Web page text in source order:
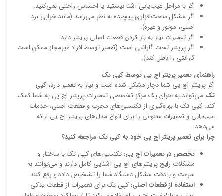
اگر با مراحل عیب‌یابی آشنا نیستید یا احساس راحتی نمی‌کنید.
اگر مشکل سخت‌افزاری پیچیده به نظر می‌رسد (مانند خرابی برد
اصلی، موتور و غیره).
اگر تعمیرات نیاز به باز کردن قطعات اصلی پرینتر دارد.
اگر پرینتر تحت گارانتی است (تعمیر توسط افراد غیرمجاز ممکن است
گارانتی را باطل کند).
راهنمای تعمیر پرینتر اچ پی توسط کپی تک
اگر پرینتر اچ پی شما دچار مشکل شده است و نیاز به تعمیر دارد، کپی
تک می‌تواند به عنوان یک مرکز تخصصی تعمیرات پرینتر اچ پی به شما کمک
کند. کپی تک با بهره‌گیری از تکنسین‌های مجرب و قطعات اصلی، خدمات
عیب‌یابی و تعمیرات متنوعی را برای انواع مدل‌های پرینتر اچ پی ارائه
می‌دهد.
چرا برای تعمیر پرینتر اچ پی خود به کپی تک مراجعه کنید؟
تخصص در تعمیرات اچ پی: تکنسین‌های کپی تک با ساختار و
مشکلات رایج پرینترهای اچ پی آشنایی کامل دارند و می‌توانند به
سرعت و با دقت مشکل دستگاه شما را تشخیص داده و رفع کنند.
استفاده از قطعات اصلی: کپی تک برای تعمیرات از قطعات یدکی